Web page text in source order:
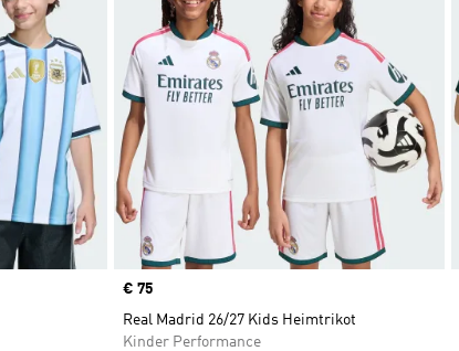
Price
€ 75
Real Madrid 26/27 Kids Heimtrikot
Kinder Performance